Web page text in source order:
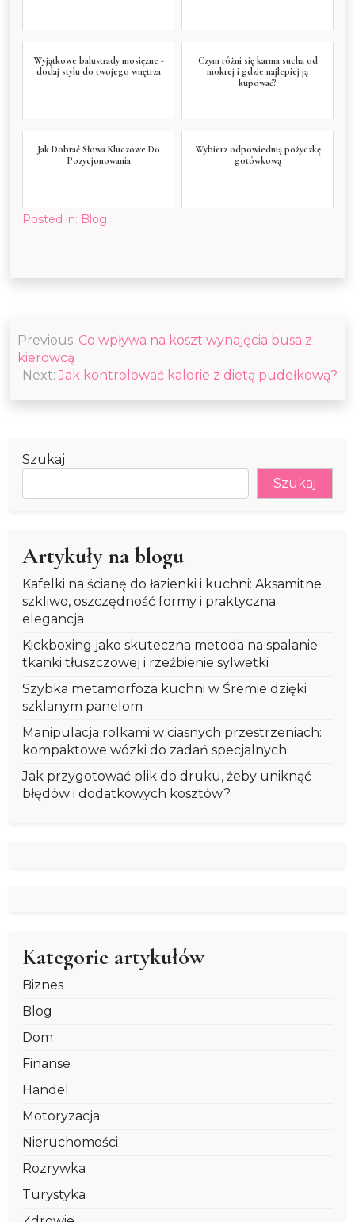
Wyjątkowe balustrady mosiężne -
dodaj stylu do twojego wnętrza
Czym różni się karma sucha od
mokrej i gdzie najlepiej ją
kupować?
Jak Dobrać Słowa Kluczowe Do
Pozycjonowania
Wybierz odpowiednią pożyczkę
gotówkową
Posted in: Blog
Nawigacja
wpisu
Previous: Co wpływa na koszt wynajęcia busa z
kierowcą
Next: Jak kontrolować kalorie z dietą pudełkową?
Szukaj
Szukaj
Artykuły na blogu
Kafelki na ścianę do łazienki i kuchni: Aksamitne
szkliwo, oszczędność formy i praktyczna
elegancja
Kickboxing jako skuteczna metoda na spalanie
tkanki tłuszczowej i rzeźbienie sylwetki
Szybka metamorfoza kuchni w Śremie dzięki
szklanym panelom
Manipulacja rolkami w ciasnych przestrzeniach:
kompaktowe wózki do zadań specjalnych
Jak przygotować plik do druku, żeby uniknąć
błędów i dodatkowych kosztów?
Kategorie artykułów
Biznes
Blog
Dom
Finanse
Handel
Motoryzacja
Nieruchomości
Rozrywka
Turystyka